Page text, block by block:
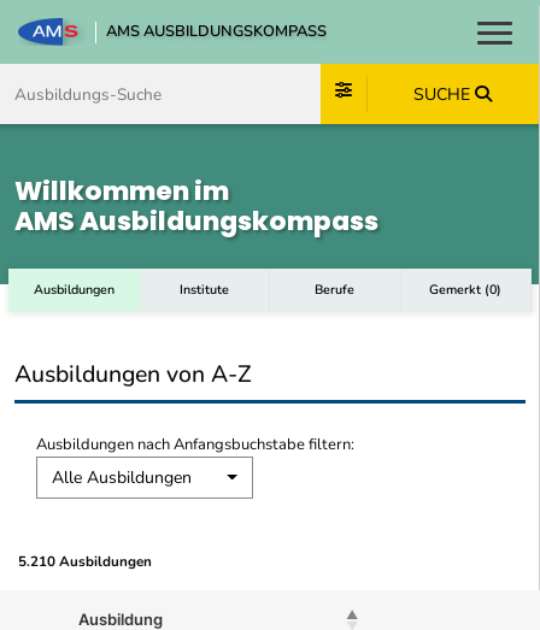
AMS AUSBILDUNGSKOMPASS
SUCHE
Willkommen im
AMS Ausbildungskompass
Ausbildungen Institute Berufe Gemerkt (0)
Ausbildungen von A-Z
Ausbildungen nach Anfangsbuchstabe filtern:
Alle Ausbildungen
5.210 Ausbildungen
Ausbildung